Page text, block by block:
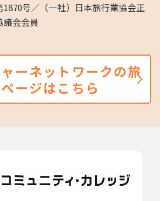
号／（一社）日本旅行業協会正
議会会員
ーネットワークの旅
ージはこちら